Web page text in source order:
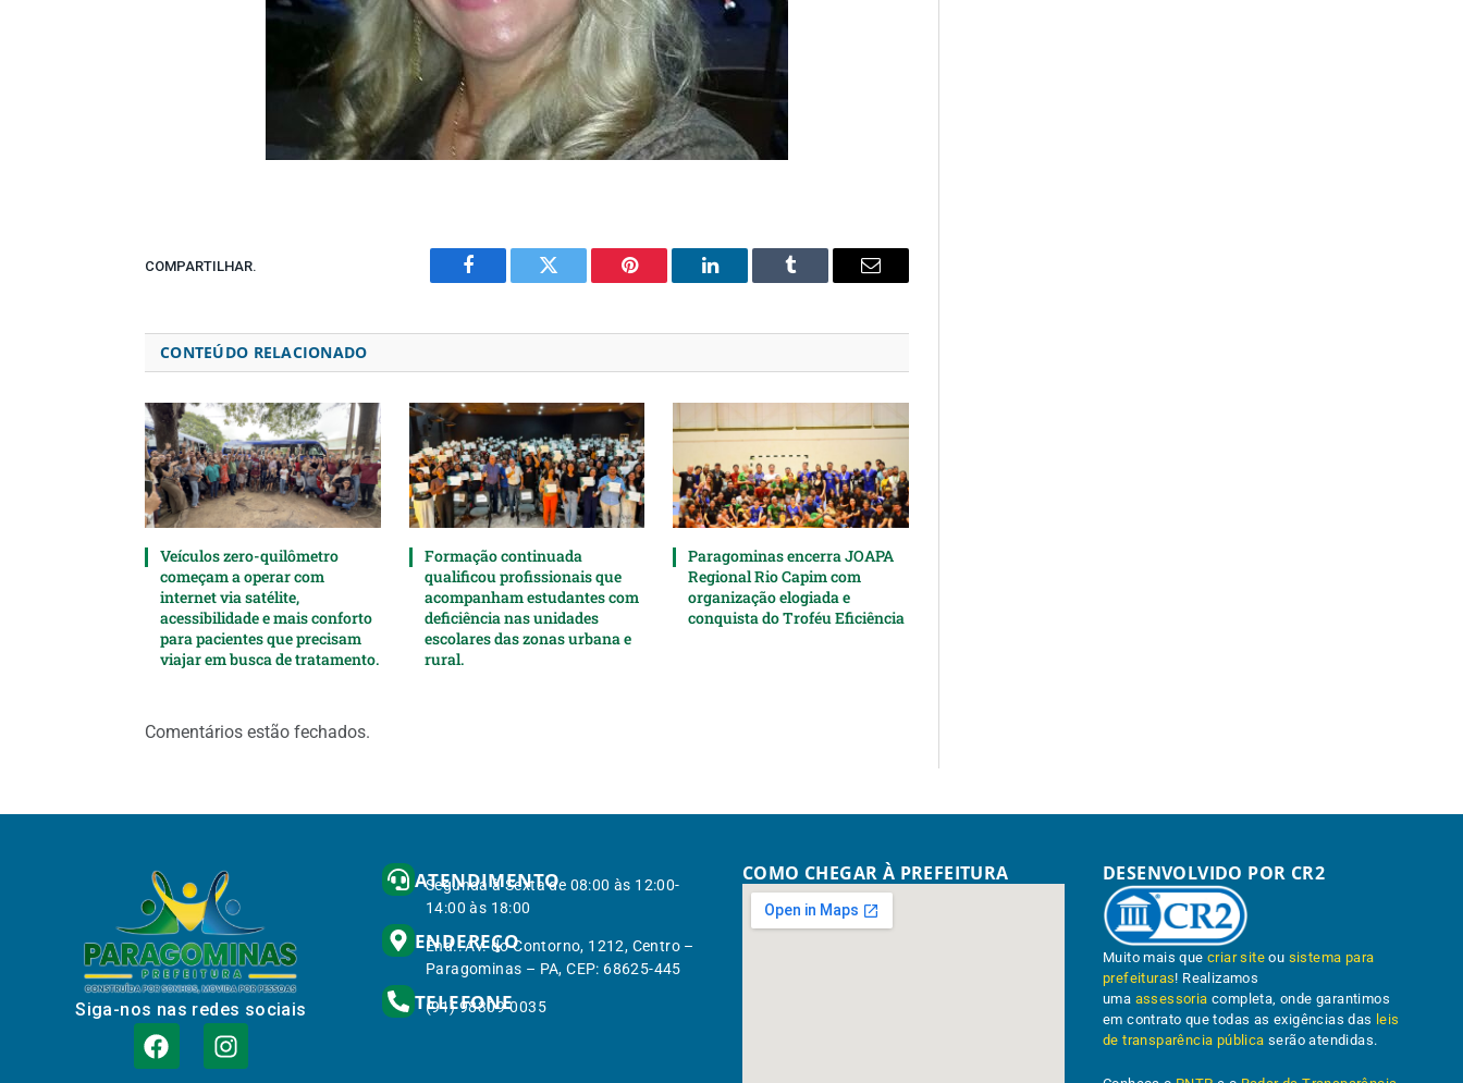
COMPARTILHAR.
Facebook Twitter Pinterest LinkedIn Tumblr Email
CONTEÚDO RELACIONADO
Veículos zero-quilômetro
começam a operar com
internet via satélite,
acessibilidade e mais conforto
para pacientes que precisam
viajar em busca de tratamento.
Formação continuada
qualificou profissionais que
acompanham estudantes com
deficiência nas unidades
escolares das zonas urbana e
rural.
Paragominas encerra JOAPA
Regional Rio Capim com
organização elogiada e
conquista do Troféu Eficiência
Comentários estão fechados.
Siga-nos nas redes sociais
ATENDIMENTO
Segunda à Sexta de 08:00 às 12:00-
14:00 às 18:00
ENDEREÇO
End.: Av. do Contorno, 1212, Centro –
Paragominas – PA, CEP: 68625-445
TELEFONE
(91) 98309-0035
COMO CHEGAR À PREFEITURA DESENVOLVIDO POR CR2
Muito mais quecriar site ou sistema para
prefeituras! Realizamos
uma assessoria completa, onde garantimos
em contrato que todas as exigências das leis
de transparência pública serão atendidas.